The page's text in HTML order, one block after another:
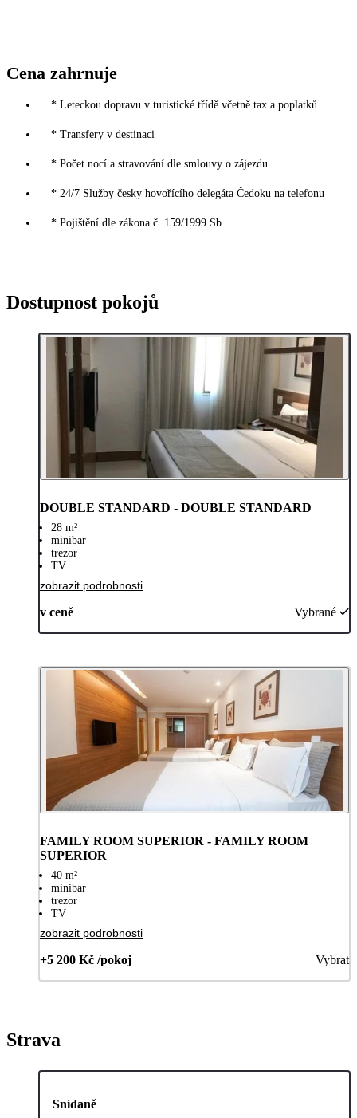
Cena zahrnuje
* Leteckou dopravu v turistické třídě včetně tax a poplatků
* Transfery v destinaci
* Počet nocí a stravování dle smlouvy o zájezdu
* 24/7 Služby česky hovořícího delegáta Čedoku na telefonu
* Pojištění dle zákona č. 159/1999 Sb.
Dostupnost pokojů
DOUBLE STANDARD - DOUBLE STANDARD
28 m²
minibar
trezor
TV
zobrazit podrobnosti
v ceně Vybrané
FAMILY ROOM SUPERIOR - FAMILY ROOM
SUPERIOR
40 m²
minibar
trezor
TV
zobrazit podrobnosti
+5 200 Kč /pokoj Vybrat
Strava
Snídaně